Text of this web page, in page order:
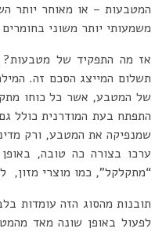
המטבעות – או מאוחר יותר
משמעותי יותר משוני
אז מה התפקיד של מטבעות?
תשלום המייצג הסכם זה.
של המטבע, אשר כל כוחו
התפתח בעת המודרנית כולל
שמנפיקה את המטבע, ורק
ערכו בצורה כה טובה,
“מתקלקל”, כמו מוצרי מזון,
תובנות מהסוג הזה עומדות
לפעול באופן שונה מאד